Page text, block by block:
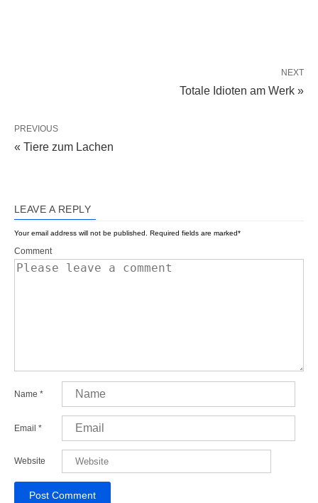
NEXT
Totale Idioten am Werk »
PREVIOUS
« Tiere zum Lachen
LEAVE A REPLY
Your email address will not be published. Required fields are marked*
Comment
Name *
Email *
Website